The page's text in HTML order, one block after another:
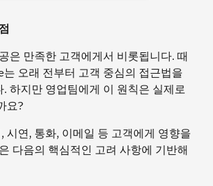
은 만족한 고객에게서 비롯됩니다. 때
오래 전부터 고객 중심의 접근법을
하지만 영업팀에게 이 원칙은 실제로
요?
시연, 통화, 이메일 등 고객에게 영향을
다음의 핵심적인 고려 사항에 기반해